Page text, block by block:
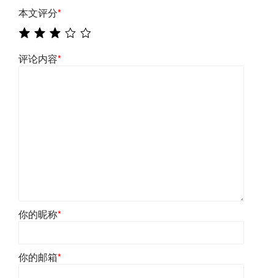
本文评分*
评论内容*
你的昵称*
你的邮箱*